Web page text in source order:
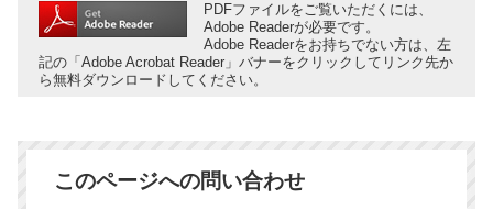
PDFファイルをご覧いただくには、
Adobe Readerが必要です。
Adobe Readerをお持ちでない方は、左
記の「Adobe Acrobat Reader」バナーをクリックしてリンク先か
ら無料ダウンロードしてください。
このページへの問い合わせ